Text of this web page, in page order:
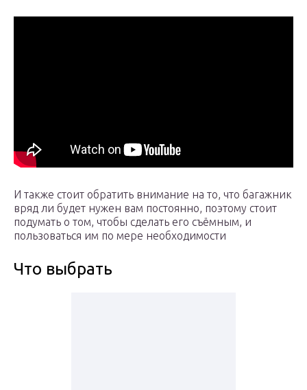
И также стоит обратить внимание на то, что багажник
вряд ли будет нужен вам постоянно, поэтому стоит
подумать о том, чтобы сделать его съёмным, и
пользоваться им по мере необходимости
Что выбрать